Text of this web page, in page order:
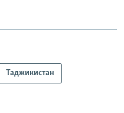
Таджикистан